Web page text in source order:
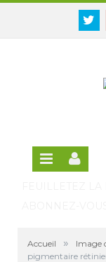
Panneau de gestion
SE CONNECTER
Accueil » Image
pigmentaire